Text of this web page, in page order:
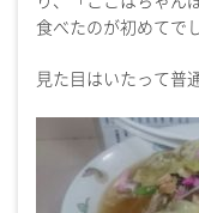
食べたのが初めてでし
見た目はいたって普